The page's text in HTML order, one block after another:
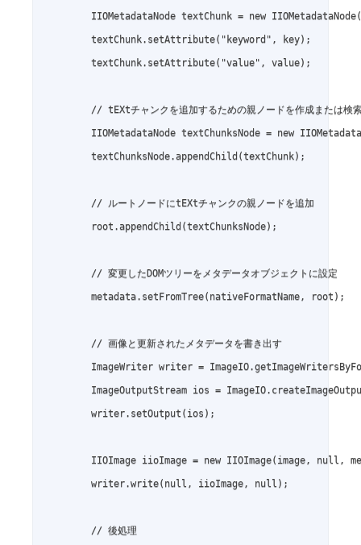
IIOMetadataNode textChunk = new
        textChunk.setAttribute("keyword", key);
        textChunk.setAttribute("value", value);
// tEXtチャンクを追加するための親ノードを作成または検
IIOMetadataNode textChunksNode = new
        textChunksNode.appendChild(textChunk);
        // ルートノードにtEXtチャンクの親ノードを追加
        root.appendChild(textChunksNode);
        // 変更したDOMツリーをメタデータオブジェクトに設定
        metadata.setFromTree(nativeFormatName, root);
        // 画像と更新されたメタデータを書き出す
ImageWriter writer =
ImageOutputStream ios =
        writer.setOutput(ios);
IIOImage iioImage = new IIOImage(image, null,
        writer.write(null, iioImage, null);
        // 後処理